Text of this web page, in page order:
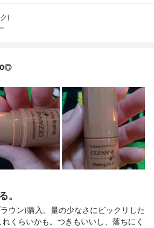
)
。
ウン)購入。量の少なさにビックリした
くらいかも。つきもいいし、落ちにく